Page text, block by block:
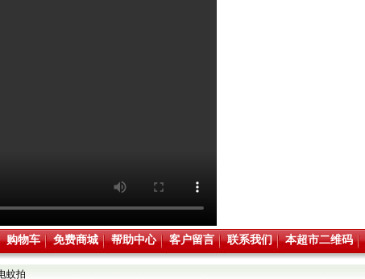
购物车 免费商城 帮助中心 客户留言 联系我们 本超市二维码
蚊拍